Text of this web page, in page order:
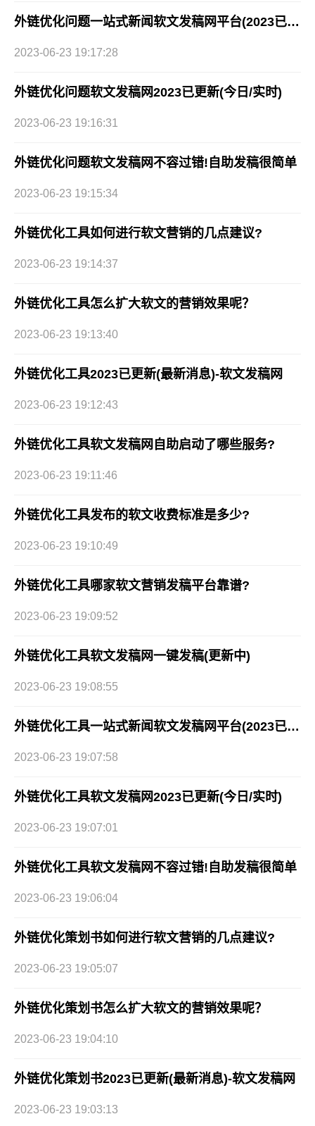
外链优化问题一站式新闻软文发稿网平台(2023已更新)
2023-06-23 19:17:28
外链优化问题软文发稿网2023已更新(今日/实时)
2023-06-23 19:16:31
外链优化问题软文发稿网不容过错!自助发稿很简单
2023-06-23 19:15:34
外链优化工具如何进行软文营销的几点建议?
2023-06-23 19:14:37
外链优化工具怎么扩大软文的营销效果呢？
2023-06-23 19:13:40
外链优化工具2023已更新(最新消息)-软文发稿网
2023-06-23 19:12:43
外链优化工具软文发稿网自助启动了哪些服务?
2023-06-23 19:11:46
外链优化工具发布的软文收费标准是多少?
2023-06-23 19:10:49
外链优化工具哪家软文营销发稿平台靠谱?
2023-06-23 19:09:52
外链优化工具软文发稿网一键发稿(更新中)
2023-06-23 19:08:55
外链优化工具一站式新闻软文发稿网平台(2023已更新)
2023-06-23 19:07:58
外链优化工具软文发稿网2023已更新(今日/实时)
2023-06-23 19:07:01
外链优化工具软文发稿网不容过错!自助发稿很简单
2023-06-23 19:06:04
外链优化策划书如何进行软文营销的几点建议?
2023-06-23 19:05:07
外链优化策划书怎么扩大软文的营销效果呢？
2023-06-23 19:04:10
外链优化策划书2023已更新(最新消息)-软文发稿网
2023-06-23 19:03:13